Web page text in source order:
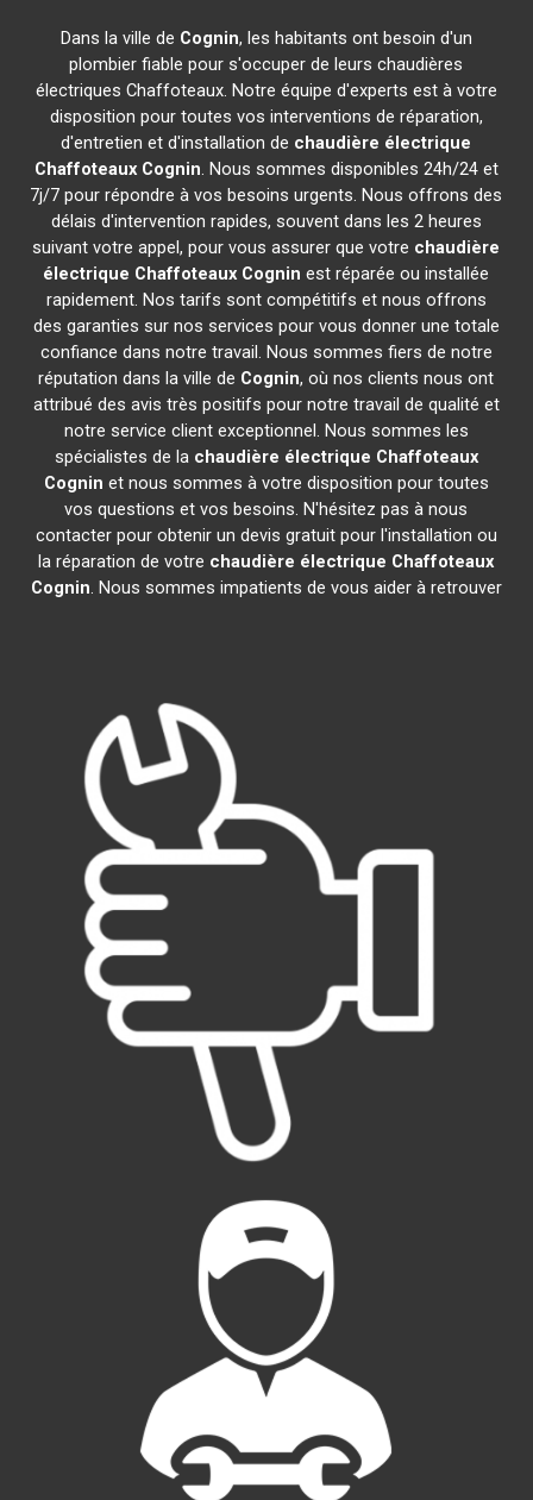
Dans la ville de Cognin, les habitants ont besoin d'un
plombier fiable pour s'occuper de leurs chaudières
électriques Chaffoteaux. Notre équipe d'experts est à votre
disposition pour toutes vos interventions de réparation,
d'entretien et d'installation de chaudière électrique
Chaffoteaux Cognin. Nous sommes disponibles 24h/24 et
7j/7 pour répondre à vos besoins urgents. Nous offrons des
délais d'intervention rapides, souvent dans les 2 heures
suivant votre appel, pour vous assurer que votre chaudière
électrique Chaffoteaux Cognin est réparée ou installée
rapidement. Nos tarifs sont compétitifs et nous offrons
des garanties sur nos services pour vous donner une totale
confiance dans notre travail. Nous sommes fiers de notre
réputation dans la ville de Cognin, où nos clients nous ont
attribué des avis très positifs pour notre travail de qualité et
notre service client exceptionnel. Nous sommes les
spécialistes de la chaudière électrique Chaffoteaux
Cognin et nous sommes à votre disposition pour toutes
vos questions et vos besoins. N'hésitez pas à nous
contacter pour obtenir un devis gratuit pour l'installation ou
la réparation de votre chaudière électrique Chaffoteaux
Cognin. Nous sommes impatients de vous aider à retrouver